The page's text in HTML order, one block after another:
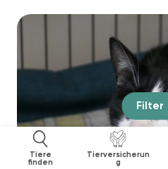
Tiere
finden
Tierversicherun
g
Filter